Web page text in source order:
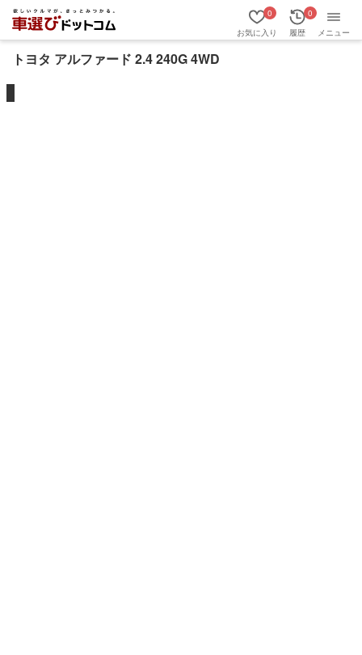
お気に入り
0
履歴
0
メニュー
トヨタ アルファード 2.4 240G 4WD